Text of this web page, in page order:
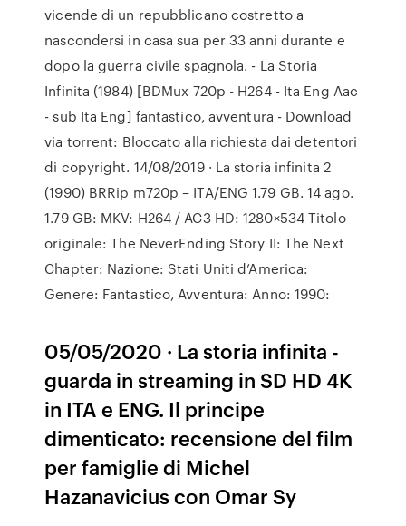
vicende di un repubblicano costretto a
nascondersi in casa sua per 33 anni durante e
dopo la guerra civile spagnola. - La Storia
Infinita (1984) [BDMux 720p - H264 - Ita Eng Aac
- sub Ita Eng] fantastico, avventura - Download
via torrent: Bloccato alla richiesta dai detentori
di copyright. 14/08/2019 · La storia infinita 2
(1990) BRRip m720p – ITA/ENG 1.79 GB. 14 ago.
1.79 GB: MKV: H264 / AC3 HD: 1280×534 Titolo
originale: The NeverEnding Story II: The Next
Chapter: Nazione: Stati Uniti d’America:
Genere: Fantastico, Avventura: Anno: 1990:
05/05/2020 · La storia infinita -
guarda in streaming in SD HD 4K
in ITA e ENG. Il principe
dimenticato: recensione del film
per famiglie di Michel
Hazanavicius con Omar Sy